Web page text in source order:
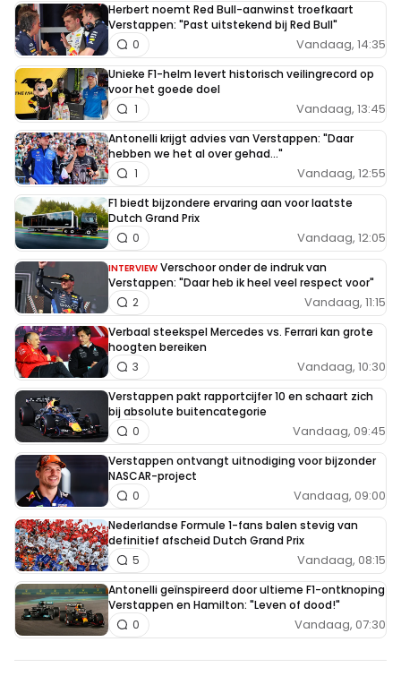
Herbert noemt Red Bull-aanwinst troefkaart
Verstappen: "Past uitstekend bij Red Bull"
Vandaag, 14:35
0
Unieke F1-helm levert historisch veilingrecord op
voor het goede doel
Vandaag, 13:45
1
Antonelli krijgt advies van Verstappen: "Daar
hebben we het al over gehad..."
Vandaag, 12:55
1
F1 biedt bijzondere ervaring aan voor laatste
Dutch Grand Prix
Vandaag, 12:05
0
INTERVIEW Verschoor onder de indruk van
Verstappen: "Daar heb ik heel veel respect voor"
Vandaag, 11:15
2
Verbaal steekspel Mercedes vs. Ferrari kan grote
hoogten bereiken
Vandaag, 10:30
3
Verstappen pakt rapportcijfer 10 en schaart zich
bij absolute buitencategorie
Vandaag, 09:45
0
Verstappen ontvangt uitnodiging voor bijzonder
NASCAR-project
Vandaag, 09:00
0
Nederlandse Formule 1-fans balen stevig van
definitief afscheid Dutch Grand Prix
Vandaag, 08:15
5
Antonelli geïnspireerd door ultieme F1-ontknoping
Verstappen en Hamilton: "Leven of dood!"
Vandaag, 07:30
0